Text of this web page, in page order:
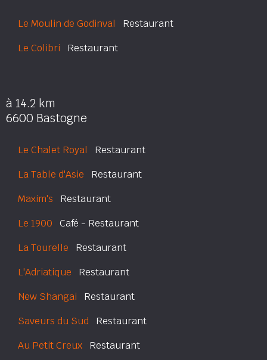
Le Moulin de Godinval Restaurant
Le Colibri Restaurant
à 14.2 km
6600 Bastogne
Le Chalet Royal Restaurant
La Table d'Asie Restaurant
Maxim's Restaurant
Le 1900 Café - Restaurant
La Tourelle Restaurant
L'Adriatique Restaurant
New Shangai Restaurant
Saveurs du Sud Restaurant
Au Petit Creux Restaurant